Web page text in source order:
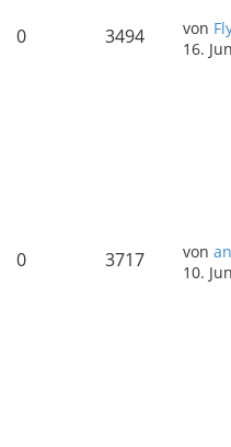
0 3494 von
16.
0 3717 von
10.